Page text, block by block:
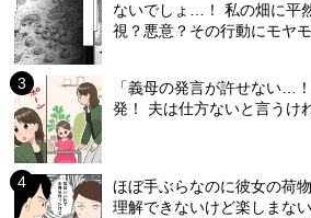
ないでしょ…！ 私の畑に平
視？悪意？その行動にモヤ
「義母の発言が許せない…
発！ 夫は仕方ないと言うけ
ほぼ手ぶらなのに彼女の荷
理解できないけど楽しまな